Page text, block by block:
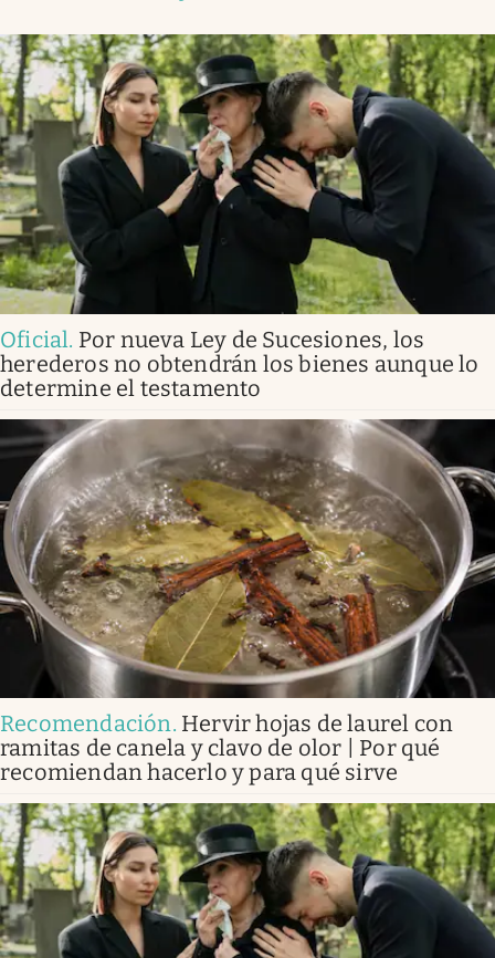
Oficial. Por nueva Ley de Sucesiones, los
herederos no obtendrán los bienes aunque lo
determine el testamento
Recomendación. Hervir hojas de laurel con
ramitas de canela y clavo de olor | Por qué
recomiendan hacerlo y para qué sirve